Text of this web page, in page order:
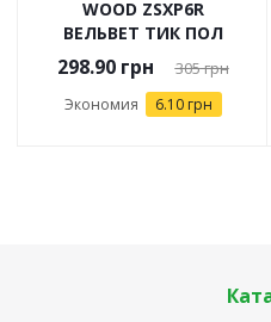
WOOD ZSXP6R
ВЕЛЬВЕТ ТИК ПОЛ
298.90грн 305грн
Экономия 6.10 грн